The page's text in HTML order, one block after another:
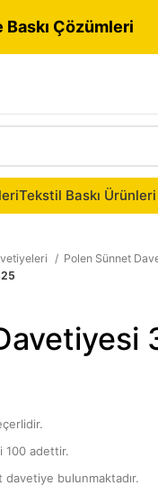
Tekstil Baskı Ürünleri
Polen Sünnet
100 adettir.
bulunmaktadır.
Baskı Çözümleri